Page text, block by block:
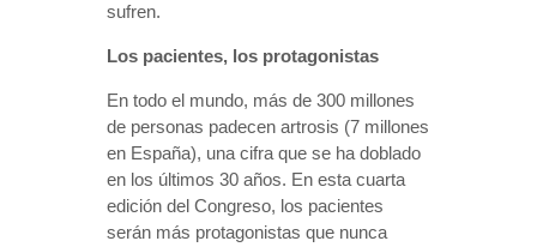
sufren.
Los pacientes, los protagonistas
En todo el mundo, más de 300 millones
de personas padecen artrosis (7 millones
en España), una cifra que se ha doblado
en los últimos 30 años. En esta cuarta
edición del Congreso, los pacientes
serán más protagonistas que nunca